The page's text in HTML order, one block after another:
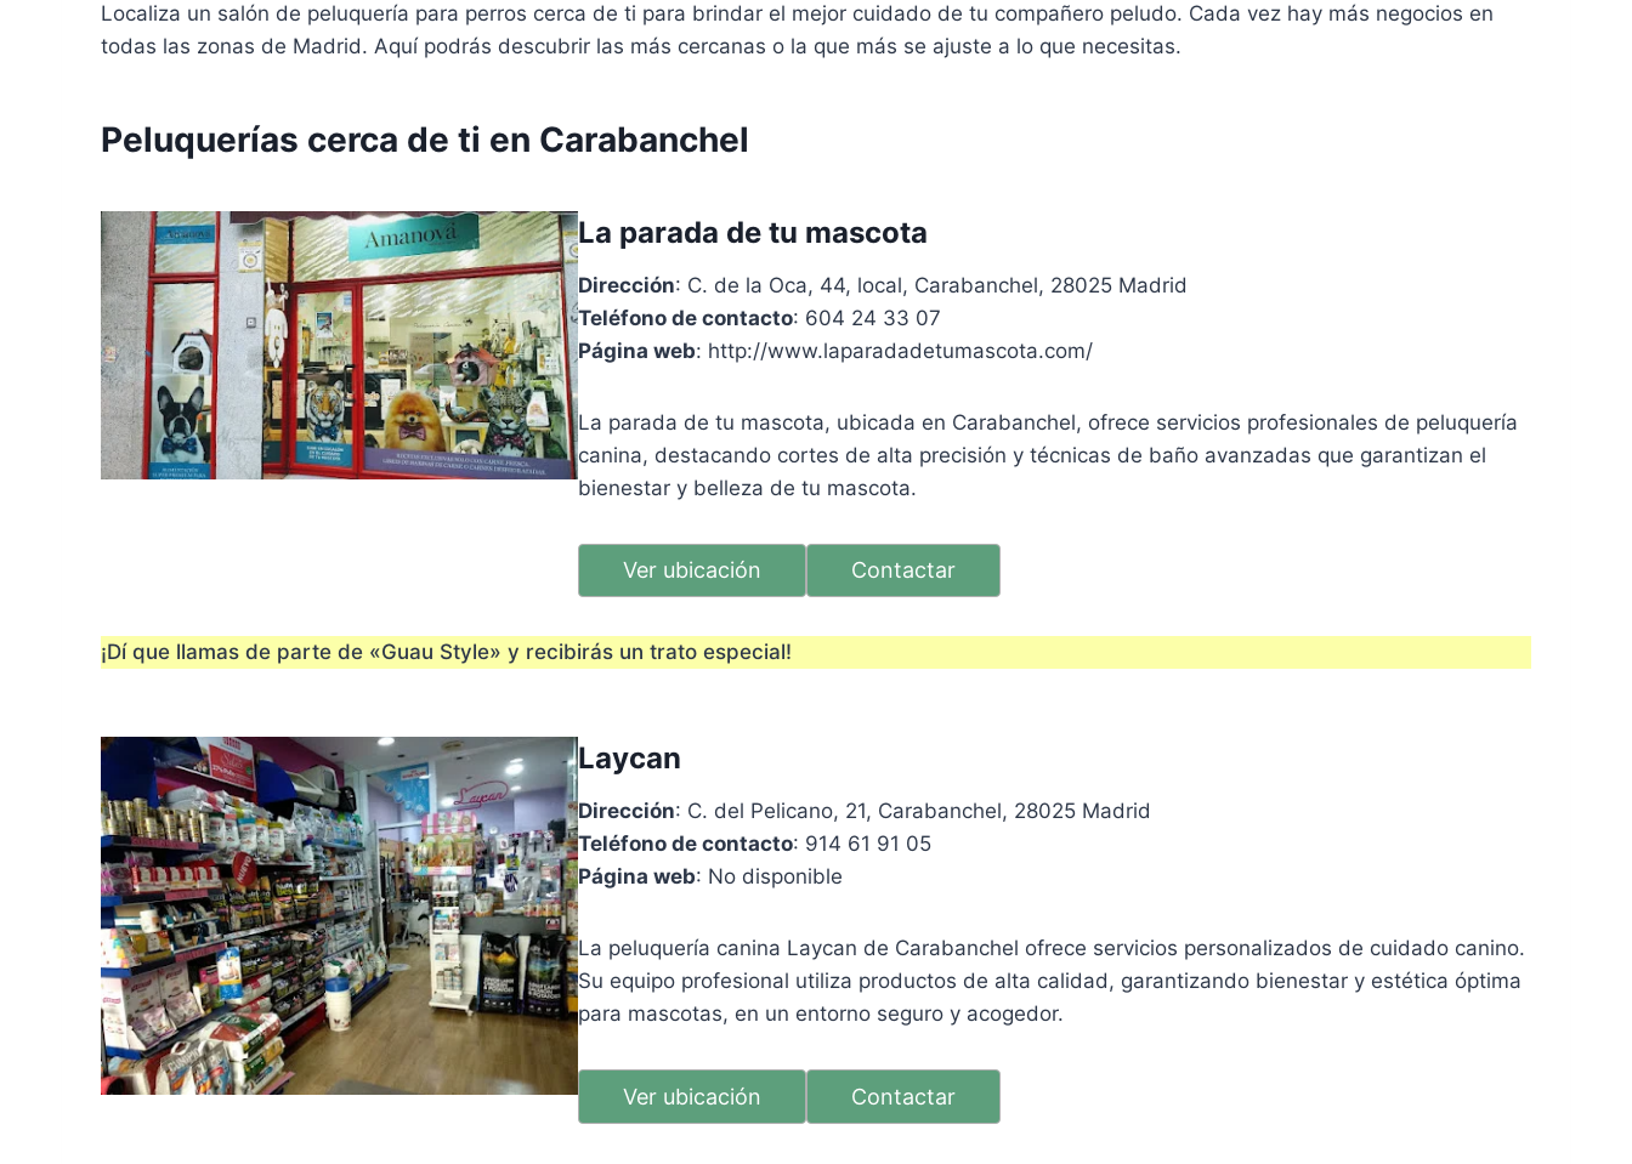
Localiza un salón de peluquería para perros cerca de ti para brindar el mejor cuidado de tu compañero peludo. Cada vez hay más negocios en
todas las zonas de Madrid. Aquí podrás descubrir las más cercanas o la que más se ajuste a lo que necesitas.
Peluquerías cerca de ti en Carabanchel
La parada de tu mascota
Dirección: C. de la Oca, 44, local, Carabanchel, 28025 Madrid
Teléfono de contacto: 604 24 33 07
Página web: http://www.laparadadetumascota.com/
La parada de tu mascota, ubicada en Carabanchel, ofrece servicios profesionales de peluquería
canina, destacando cortes de alta precisión y técnicas de baño avanzadas que garantizan el
bienestar y belleza de tu mascota.
Ver ubicación Contactar
¡Dí que llamas de parte de «Guau Style» y recibirás un trato especial!
Laycan
Dirección: C. del Pelicano, 21, Carabanchel, 28025 Madrid
Teléfono de contacto: 914 61 91 05
Página web: No disponible
La peluquería canina Laycan de Carabanchel ofrece servicios personalizados de cuidado canino.
Su equipo profesional utiliza productos de alta calidad, garantizando bienestar y estética óptima
para mascotas, en un entorno seguro y acogedor.
Ver ubicación Contactar